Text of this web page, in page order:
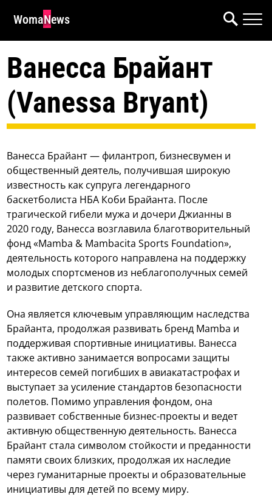
WomaNews
Ванесса Брайант
(Vanessa Bryant)
Ванесса Брайант — филантроп, бизнесвумен и
общественный деятель, получившая широкую
известность как супруга легендарного
баскетболиста НБА Коби Брайанта. После
трагической гибели мужа и дочери Джианны в
2020 году, Ванесса возглавила благотворительный
фонд «Mamba & Mambacita Sports Foundation»,
деятельность которого направлена на поддержку
молодых спортсменов из неблагополучных семей
и развитие детского спорта.
Она является ключевым управляющим наследства
Брайанта, продолжая развивать бренд Mamba и
поддерживая спортивные инициативы. Ванесса
также активно занимается вопросами защиты
интересов семей погибших в авиакатастрофах и
выступает за усиление стандартов безопасности
полетов. Помимо управления фондом, она
развивает собственные бизнес-проекты и ведет
активную общественную деятельность. Ванесса
Брайант стала символом стойкости и преданности
памяти своих близких, продолжая их наследие
через гуманитарные проекты и образовательные
инициативы для детей по всему миру.